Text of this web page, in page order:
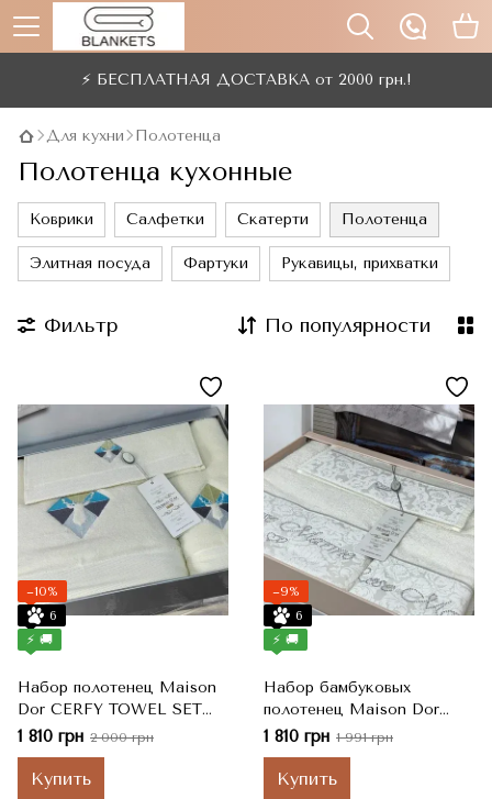
⚡ БЕСПЛАТНАЯ ДОСТАВКА от 2000 грн.!
Для кухни Полотенца
Полотенца кухонные
Коврики Салфетки Скатерти Полотенца
Элитная посуда Фартуки Рукавицы, прихватки
Фильтр По популярности
−10%
6
⚡ 🚚
Набор полотенец Maison
Dor CERFY TOWEL SET
ECRU (3), 30x50 см +
50x100 см + 85x150 см
1 810 грн 2 000 грн
Купить
−9%
6
⚡ 🚚
Набор бамбуковых
полотенец Maison Dor
ROSE MARINE ECRU,
30x50 см + 50x100 см +
75x140 см
1 810 грн 1 991 грн
Купить